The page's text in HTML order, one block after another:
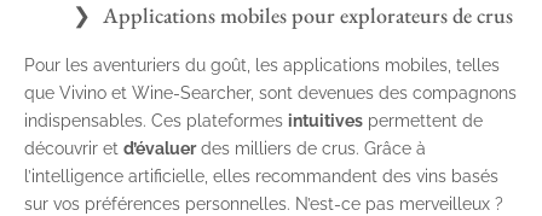
Applications mobiles pour explorateurs de crus
Pour les aventuriers du goût, les applications mobiles, telles
que Vivino et Wine-Searcher, sont devenues des compagnons
indispensables. Ces plateformes intuitives permettent de
découvrir et d’évaluerdes milliers de crus. Grâce à
l’intelligence artificielle, elles recommandent des vins basés
sur vos préférences personnelles. N’est-ce pas merveilleux ?